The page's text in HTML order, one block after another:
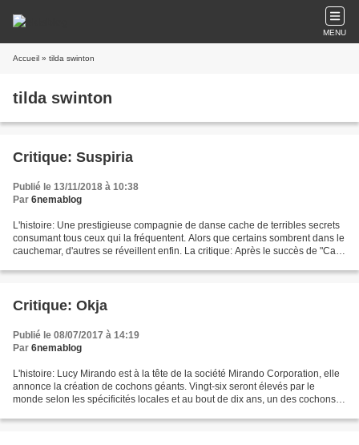
MENU
Accueil » tilda swinton
tilda swinton
Critique: Suspiria
Publié le 13/11/2018 à 10:38
Par 6nemablog
L'histoire: Une prestigieuse compagnie de danse cache de terribles secrets
consumant tous ceux qui la fréquentent. Alors que certains sombrent dans le
cauchemar, d'autres se réveillent enfin. La critique: Après le succès de "Call
Critique: Okja
Publié le 08/07/2017 à 14:19
Par 6nemablog
L'histoire: Lucy Mirando est à la tête de la société Mirando Corporation, elle
annonce la création de cochons géants. Vingt-six seront élevés par le
monde selon les spécificités locales et au bout de dix ans, un des cochons